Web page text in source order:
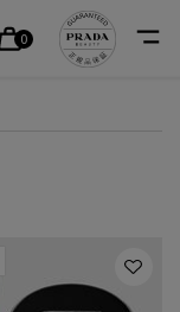
0
0 カート内の製品